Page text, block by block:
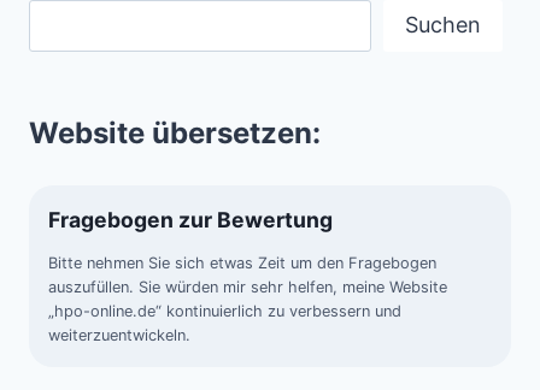
Suchen
Website übersetzen:
Fragebogen zur Bewertung
Bitte nehmen Sie sich etwas Zeit um den Fragebogen
auszufüllen. Sie würden mir sehr helfen, meine Website
„hpo-online.de“ kontinuierlich zu verbessern und
weiterzuentwickeln.